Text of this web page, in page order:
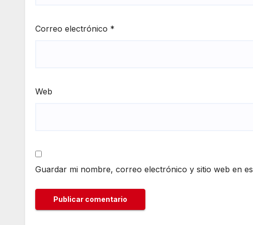
Correo electrónico *
Web
Guardar mi nombre, correo electrónico y sitio web en